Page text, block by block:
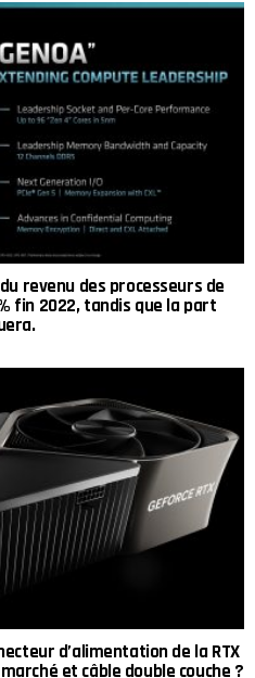
revenu des processeurs de
fin 2022, tandis que la part
d’alimentation de la RTX
et câble double couche ?